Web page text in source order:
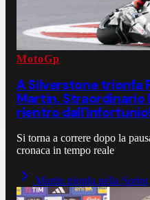
MotoGp
A Silverstone trionfa
Martin. Straordinario
rientro dall'infortunio!
Si torna a correre dopo la
cronaca in tempo reale
Martin trionfa nella Sprint